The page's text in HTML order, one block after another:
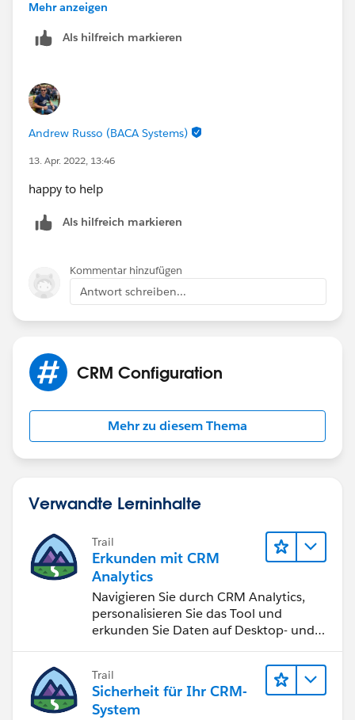
>
Take care of yourself and others. Creation COVID-19
Response<
sh@creationtech.com
Response<
https://www.creationtech.com/covid19-response/
Mehr anzeigen
Als hilfreich markieren
Andrew Russo (BACA Systems)
13. Apr. 2022, 13:46
happy to help
Als hilfreich markieren
Kommentar hinzufügen
Antwort schreiben...
CRM Configuration
Mehr zu diesem Thema
Verwandte Lerninhalte
Trail
Erkunden mit CRM
Analytics
Navigieren Sie durch CRM Analytics,
personalisieren Sie das Tool und
erkunden Sie Daten auf Desktop- und
Trail
Sicherheit für Ihr CRM-
System